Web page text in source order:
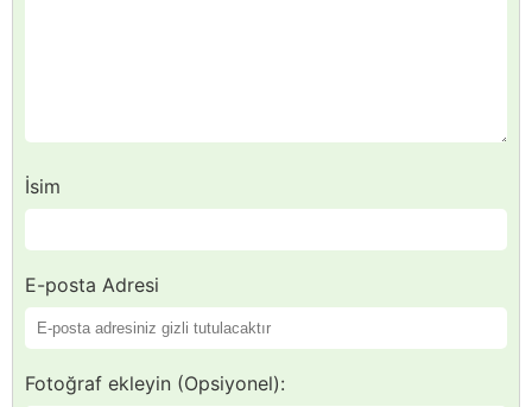
İsim
E-posta Adresi
Fotoğraf ekleyin (Opsiyonel):